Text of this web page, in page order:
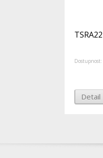
Dostupnost:
Detail